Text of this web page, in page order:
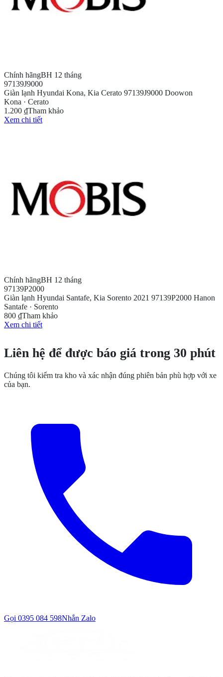
Chính hãngBH 12 tháng
97139J9000
Giàn lạnh Hyundai Kona, Kia Cerato 97139J9000 Doowon
Kona · Cerato
1.200 ₫Tham khảo
Xem chi tiết
Chính hãngBH 12 tháng
97139P2000
Giàn lạnh Hyundai Santafe, Kia Sorento 2021 97139P2000 Hanon
Santafe · Sorento
800 ₫Tham khảo
Xem chi tiết
Liên hệ để được báo giá trong 30 phút
Chúng tôi kiểm tra kho và xác nhận đúng phiên bản phù hợp với xe
của bạn.
Gọi 0395 084 598Nhắn Zalo